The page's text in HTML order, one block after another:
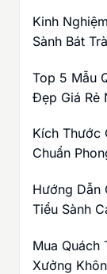
Kinh
Sành Bát
Top 5 Mẫu
Đẹp Giá Rẻ
Kích Thước
Chuẩn
Hướng Dẫn
Tiểu Sành
Mua Quách
Xưởng